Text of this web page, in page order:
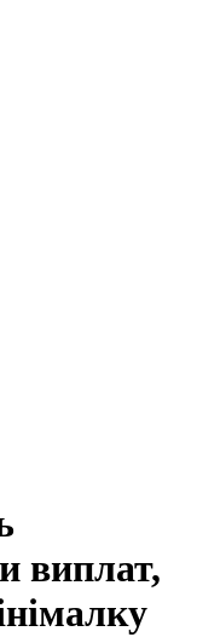
виплат,